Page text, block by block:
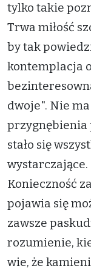
tylko takie
Trwa miłość
by tak
kontemplacja
dwoje". Nie
przygnębienia
stało się
wystarczające.
Konieczność
pojawia się
zawsze
rozumienie,
wie, że